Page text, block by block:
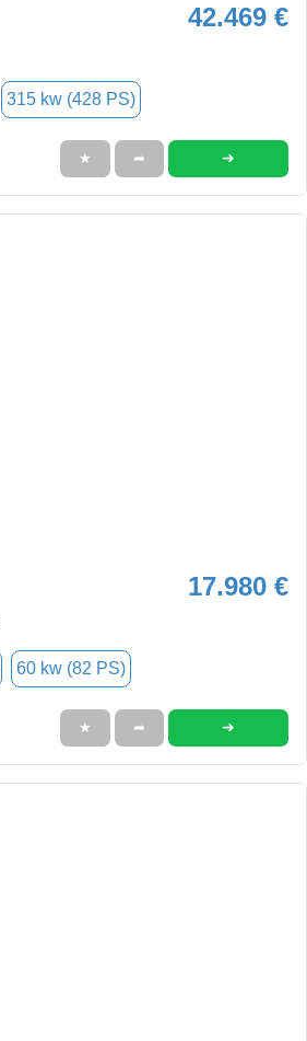
42.469 €
315 kw (428 PS)
★ ➦ ➜
17.980 €
60 kw (82 PS)
★ ➦ ➜